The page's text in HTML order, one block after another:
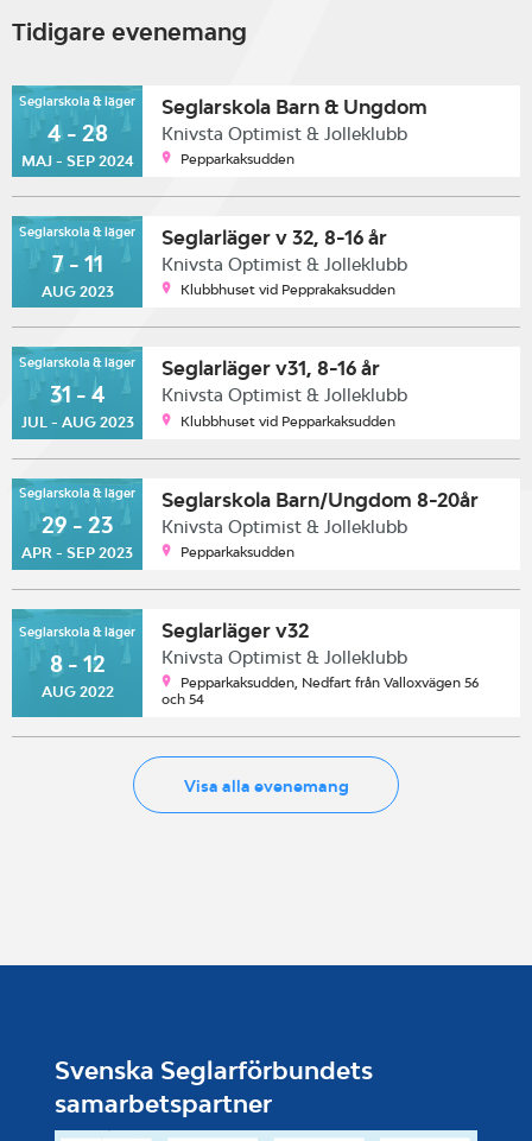
Tidigare evenemang
Seglarskola & läger
4 - 28
MAJ - SEP 2024
Seglarskola Barn & Ungdom
Knivsta Optimist & Jolleklubb
Pepparkaksudden
Seglarskola & läger
7 - 11
AUG 2023
Seglarläger v 32, 8-16 år
Knivsta Optimist & Jolleklubb
Klubbhuset vid Pepprakaksudden
Seglarskola & läger
31 - 4
JUL - AUG 2023
Seglarläger v31, 8-16 år
Knivsta Optimist & Jolleklubb
Klubbhuset vid Pepparkaksudden
Seglarskola & läger
29 - 23
APR - SEP 2023
Seglarskola Barn/Ungdom 8-20år
Knivsta Optimist & Jolleklubb
Pepparkaksudden
Seglarskola & läger
8 - 12
AUG 2022
Seglarläger v32
Knivsta Optimist & Jolleklubb
Pepparkaksudden, Nedfart från Valloxvägen 56
och 54
Visa alla evenemang
Svenska Seglarförbundets
samarbetspartner